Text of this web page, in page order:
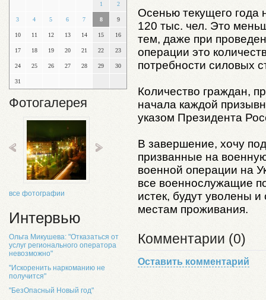
1 2
3 4 5 6 7 8 9
10 11 12 13 14 15 16
17 18 19 20 21 22 23
24 25 26 27 28 29 30
31
Фотогалерея
все фотографии
Интервью
Ольга Микушева: "Отказаться от
услуг регионального оператора
невозможно"
"Искоренить наркоманию не
получится"
"БезОпасный Новый год"
Осенью текущего года
120 тыс. чел. Это
тем, даже при
операции это
потребности силовых
Количество граждан,
начала каждой
указом Президента
В завершение, хочу
призванные на
военной операции на
все военнослужащие
истек, будут уволены
местам проживания.
Комментарии (0)
Оставить комментарий